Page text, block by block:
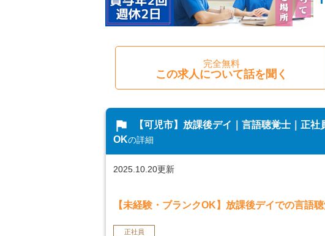
完全無料
この求人について話を聞く
flag
【可児市】放課後デイ｜言語聴覚士｜正
OKの詳細
2025.10.20更新
【未経験・ブランクOK】放課後デイでの言語
正社員